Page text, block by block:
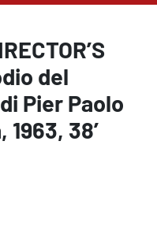
ITALIA, 1963, 38’
del
Pier Paolo
38’